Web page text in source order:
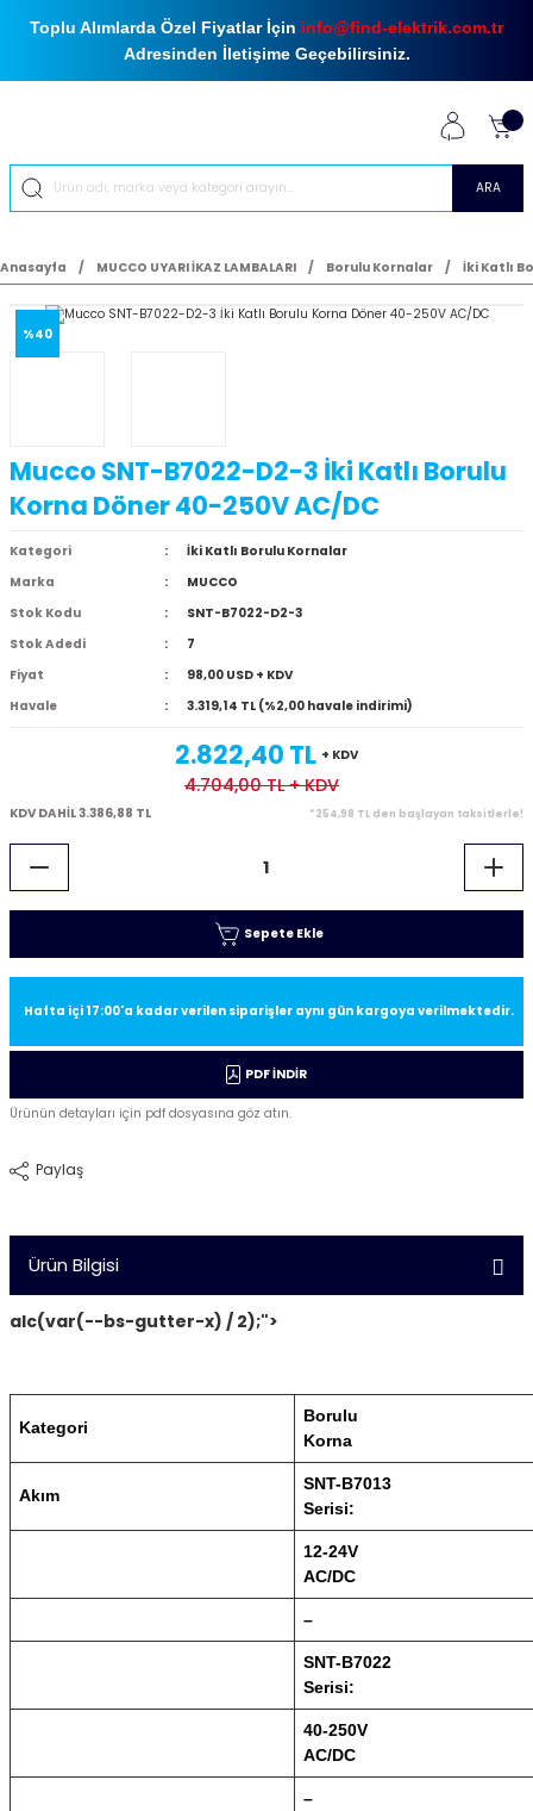
Toplu Alımlarda Özel Fiyatlar İçin info@find-elektrik.com.tr
Adresinden İletişime Geçebilirsiniz.
ARA
Anasayfa MUCCO UYARI İKAZ LAMBALARI Borulu Kornalar İki Katlı
%40
Mucco SNT-B7022-D2-3 İki Katlı Borulu
Korna Döner 40-250V AC/DC
Kategori
İki Katlı Borulu Kornalar
Marka
MUCCO
Stok Kodu
SNT-B7022-D2-3
Stok Adedi
7
Fiyat
98,00 USD + KDV
Havale
3.319,14 TL (%2,00 havale indirimi)
2.822,40 TL + KDV
4.704,00 TL+ KDV
KDV DAHİL 3.386,88 TL *254,98 TL den başlayan taksitlerle!
Sepete Ekle
Hafta içi 17:00'a kadar verilen siparişler aynı gün kargoya verilmektedir.
PDF İNDİR
Ürünün detayları için pdf dosyasına göz atın.
Paylaş
Ürün Bilgisi
alc(var(--bs-gutter-x) / 2);">
Kategori
Borulu
Korna
Akım
SNT-B7013
Serisi:
12-24V
AC/DC
–
SNT-B7022
Serisi:
40-250V
AC/DC
–